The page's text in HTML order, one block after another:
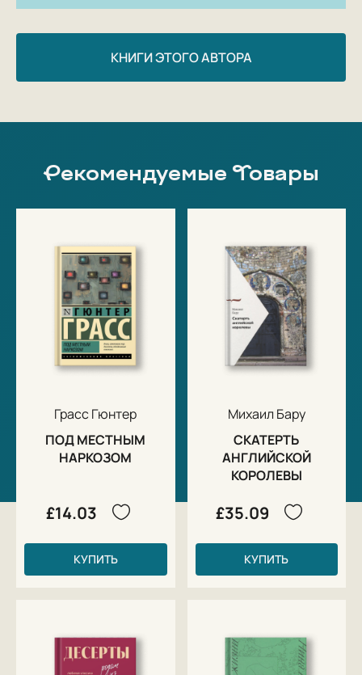
КНИГИ ЭТОГО АВТОРА
Рекомендуемые Товары
Грасс Гюнтер
ПОД МЕСТНЫМ
НАРКОЗОМ
£14.03
КУПИТЬ
Михаил Бару
СКАТЕРТЬ
АНГЛИЙСКОЙ
КОРОЛЕВЫ
£35.09
КУПИТЬ